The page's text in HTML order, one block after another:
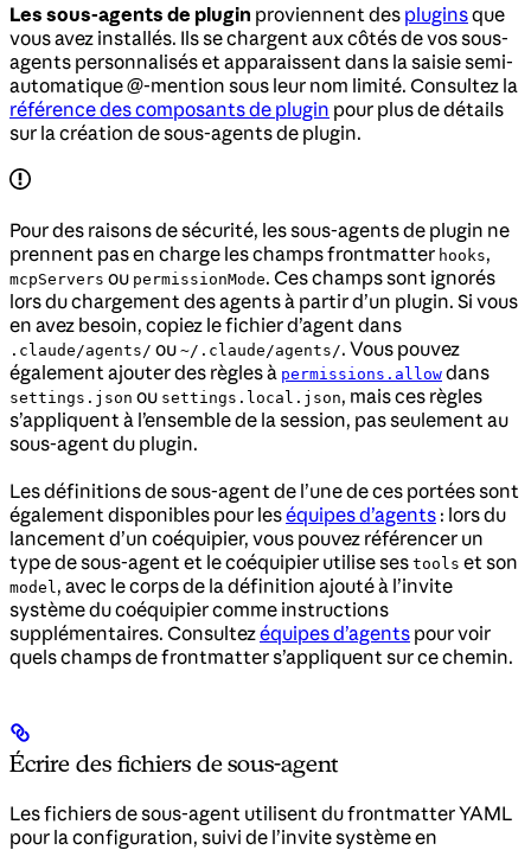
Les sous-agents de plugin proviennent des pluginsque
vous avez installés. Ils se chargent aux côtés de vos sous-
agents personnalisés et apparaissent dans la saisie semi-
automatique @-mention sous leur nom limité. Consultez la
référence des composants de plugin pour plus de détails
sur la création de sous-agents de plugin.
Pour des raisons de sécurité, les sous-agents de plugin ne
prennent pas en charge les champs frontmatter hooks,
mcpServers ou permissionMode. Ces champs sont ignorés
lors du chargement des agents à partir d’un plugin. Si vous
en avez besoin, copiez le fichier d’agent dans
.claude/agents/ ou ~/.claude/agents/. Vous pouvez
également ajouter des règles à permissions.allow dans
settings.json ou settings.local.json, mais ces règles
s’appliquent à l’ensemble de la session, pas seulement au
sous-agent du plugin.
Les définitions de sous-agent de l’une de ces portées sont
également disponibles pour leséquipes d’agents : lors du
lancement d’un coéquipier, vous pouvez référencer un
type de sous-agent et le coéquipier utilise ses tools et son
model , avec le corps de la définition ajouté à l’invite
système du coéquipier comme instructions
supplémentaires. Consultezéquipes d’agents pour voir
quels champs de frontmatter s’appliquent sur ce chemin.
Écrire des fichiers de sous-agent
Les fichiers de sous-agent utilisent du frontmatter YAML
pour la configuration, suivi de l’invite système en